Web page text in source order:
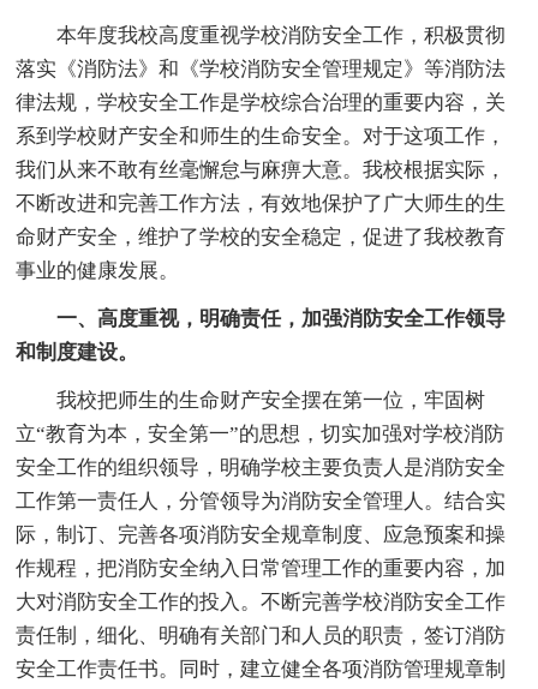
本年度我校高度重视学校消防安全工作，积极贯彻
落实《消防法》和《学校消防安全管理规定》等消防法
律法规，学校安全工作是学校综合治理的重要内容，关
系到学校财产安全和师生的生命安全。对于这项工作，
我们从来不敢有丝毫懈怠与麻痹大意。我校根据实际，
不断改进和完善工作方法，有效地保护了广大师生的生
命财产安全，维护了学校的安全稳定，促进了我校教育
事业的健康发展。
一、高度重视，明确责任，加强消防安全工作领导
和制度建设。
我校把师生的生命财产安全摆在第一位，牢固树
立“教育为本，安全第一”的思想，切实加强对学校消防
安全工作的组织领导，明确学校主要负责人是消防安全
工作第一责任人，分管领导为消防安全管理人。结合实
际，制订、完善各项消防安全规章制度、应急预案和操
作规程，把消防安全纳入日常管理工作的重要内容，加
大对消防安全工作的投入。不断完善学校消防安全工作
责任制，细化、明确有关部门和人员的职责，签订消防
安全工作责任书。同时，建立健全各项消防管理规章制